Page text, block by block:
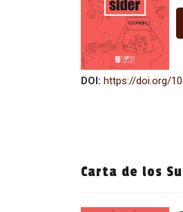
DOI: https://doi.org/
Carta de los